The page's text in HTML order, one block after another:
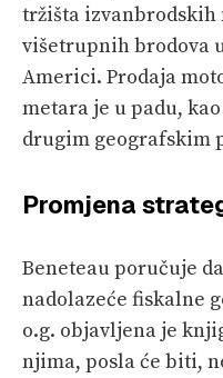
tržišta
višetrupnih brodova
Americi. Prodaja
metara je u padu,
drugim geografskim
Promjena
Beneteau poručuje
nadolazeće fiskalne
o.g. objavljena je
njima, posla će biti,